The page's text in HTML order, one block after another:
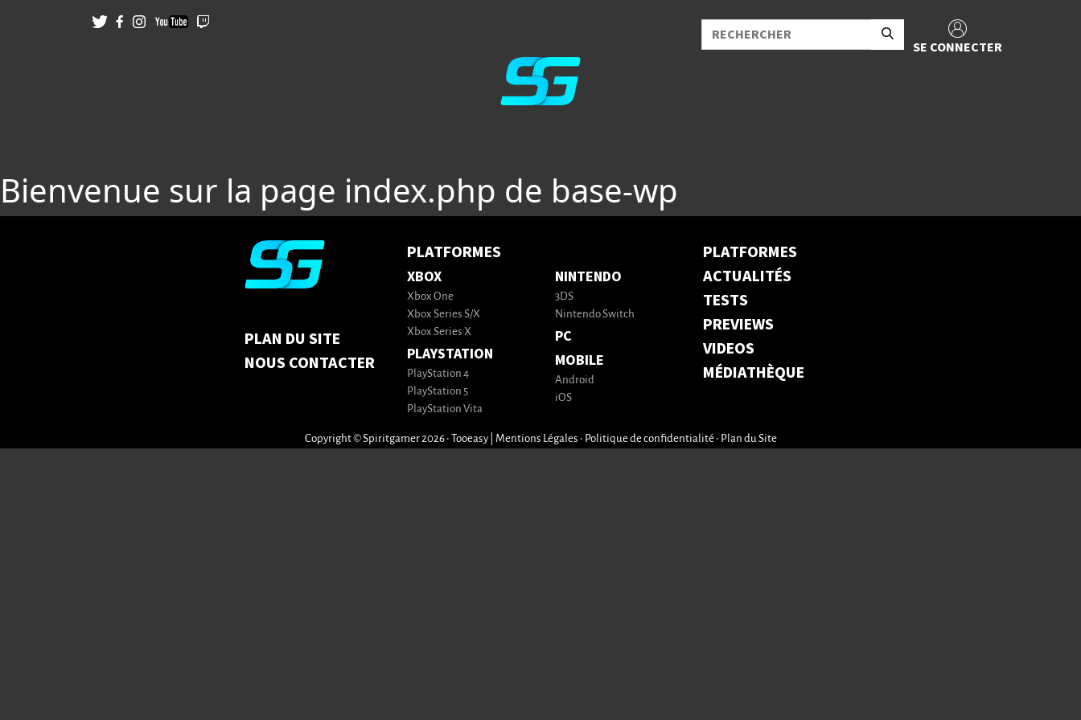
SE CONNECTER
Bienvenue sur la page index.php de base-wp
PLAN DU SITE
NOUS CONTACTER
PLATFORMES
XBOX
Xbox One
Xbox Series S/X
Xbox Series X
PLAYSTATION
PlayStation 4
PlayStation 5
PlayStation Vita
NINTENDO
3DS
Nintendo Switch
PC
MOBILE
Android
iOS
PLATFORMES
ACTUALITÉS
TESTS
PREVIEWS
VIDEOS
MÉDIATHÈQUE
Copyright © Spiritgamer 2026 • Tooeasy Mentions Légales • Politique de confidentialité• Plan du Site